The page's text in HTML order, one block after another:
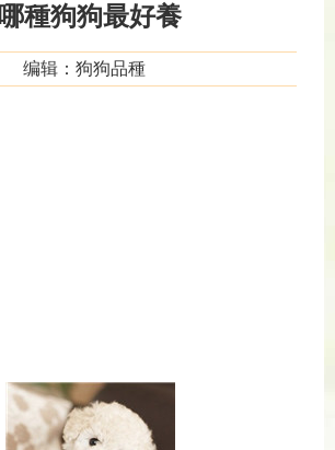
哪種狗狗最好養
编辑：狗狗品種